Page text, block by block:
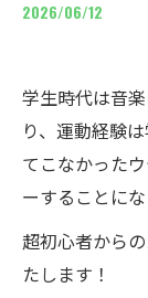
2026/06/12
学生時代は音
り、運動経験
てこなかった
ーすることにな
超初心者から
たします！